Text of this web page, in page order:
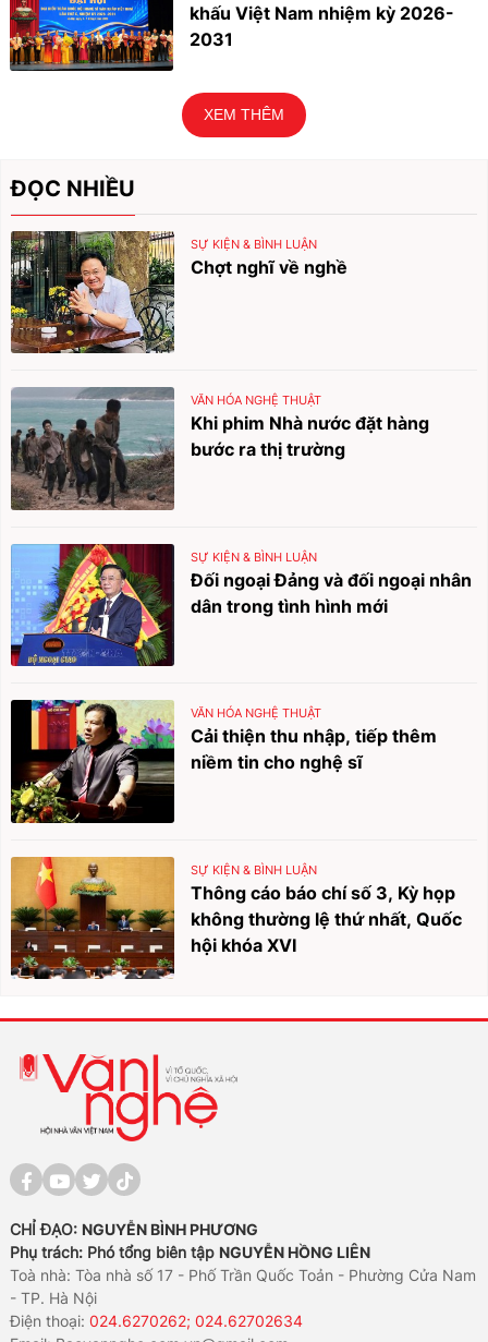
khấu Việt Nam nhiệm kỳ 2026-
2031
XEM THÊM
ĐỌC NHIỀU
SỰ KIỆN & BÌNH LUẬN
Chợt nghĩ về nghề
VĂN HÓA NGHỆ THUẬT
Khi phim Nhà nước đặt hàng
bước ra thị trường
SỰ KIỆN & BÌNH LUẬN
Đối ngoại Đảng và đối ngoại nhân
dân trong tình hình mới
VĂN HÓA NGHỆ THUẬT
Cải thiện thu nhập, tiếp thêm
niềm tin cho nghệ sĩ
SỰ KIỆN & BÌNH LUẬN
Thông cáo báo chí số 3, Kỳ họp
không thường lệ thứ nhất, Quốc
hội khóa XVI
CHỈ ĐẠO: NGUYỄN BÌNH PHƯƠNG
Phụ trách: Phó tổng biên tập NGUYỄN HỒNG LIÊN
Toà nhà: Tòa nhà số 17 - Phố Trần Quốc Toản - Phường Cửa Nam
- TP. Hà Nội
Điện thoại:024.6270262; 024.62702634